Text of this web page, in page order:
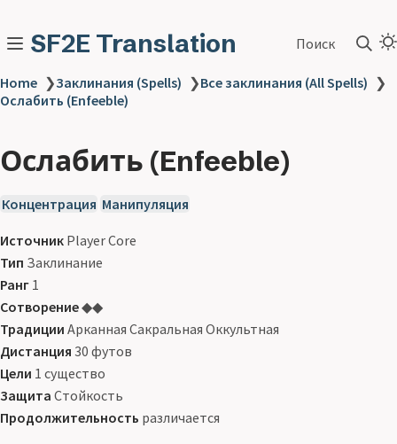
SF2E Translation Поиск
Home ❯Заклинания (Spells) ❯Все заклинания (All Spells) ❯
Ослабить (Enfeeble)
Ослабить (Enfeeble)
Концентрация Манипуляция
Источник Player Core
Тип Заклинание
Ранг 1
Сотворение◆◆
Традиции Арканная Сакральная Оккультная
Дистанция 30 футов
Цели 1 существо
Защита Стойкость
Продолжительность различается